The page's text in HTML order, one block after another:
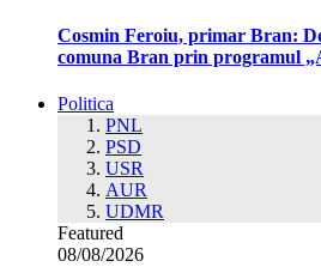
Cosmin Feroiu, primar Bran:
comuna Bran prin programul
Politica
PNL
PSD
USR
AUR
UDMR
Featured
08/08/2026